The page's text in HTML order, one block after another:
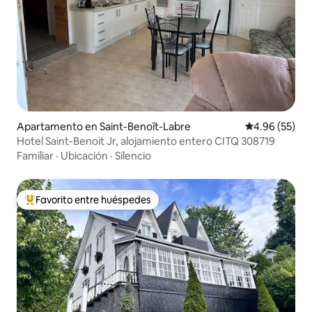
Apartamento en Saint-Benoît-Labre Calificación
4.96 (55)
Hotel Saint-Benoit Jr, alojamiento entero CITQ 308719
Familiar · Ubicación · Silencio
Favorito entre huéspedes preferido
Favorito entre huéspedes